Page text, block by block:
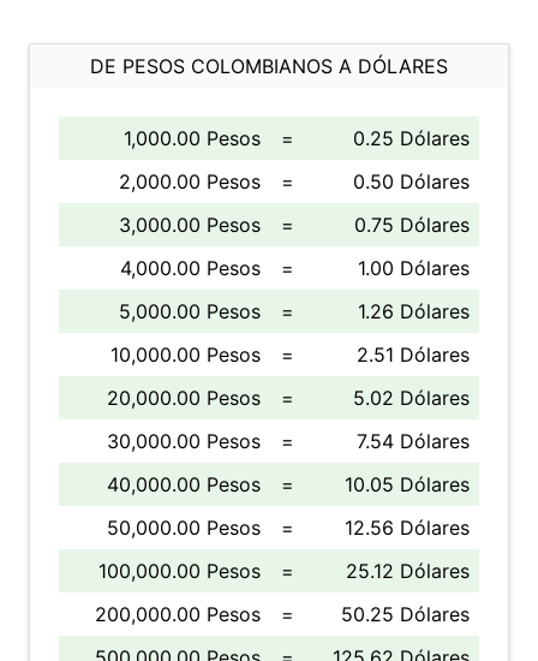
DE PESOS COLOMBIANOS A DÓLARES
1,000.00 Pesos =
0.25 Dólares
2,000.00 Pesos
=
0.50 Dólares
3,000.00 Pesos
=
0.75 Dólares
4,000.00 Pesos
=
1.00 Dólares
5,000.00 Pesos
=
1.26 Dólares
10,000.00 Pesos
=
2.51 Dólares
20,000.00 Pesos
=
5.02 Dólares
30,000.00 Pesos
=
7.54 Dólares
40,000.00 Pesos
=
10.05 Dólares
50,000.00 Pesos
=
12.56 Dólares
100,000.00 Pesos
=
25.12 Dólares
200,000.00 Pesos
=
50.25 Dólares